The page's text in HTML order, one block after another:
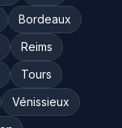
Bordeaux
Reims
Tours
Vénissieux